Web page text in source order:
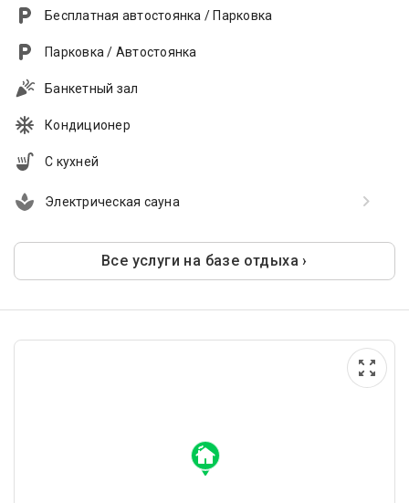
Бесплатная автостоянка / Парковка
Парковка / Автостоянка
Банкетный зал
Кондиционер
С кухней
Электрическая сауна
Все услуги на базе отдыха ›